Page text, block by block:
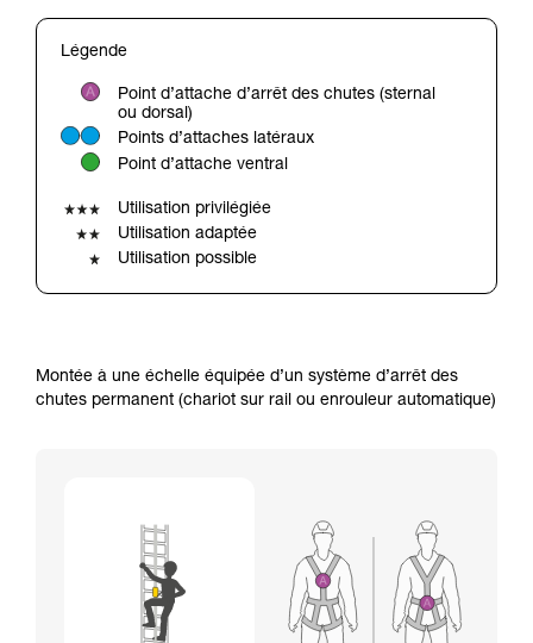
pouvoir comprendre ce complément
Maîtriser ces techniques nécessite une
formation et un entraînement spécifique. Validez
de la reproduire en autonomie.
Nous donnons des exemples de techniques
liées à votre activité. Il peut en exister d’autres
que nous ne décrivons pas ici.
Légende
Point d’attache d’arrêt des chutes (sternal
ou dorsal)
Points d’attaches latéraux
Point d’attache ventral
Utilisation privilégiée
Utilisation adaptée
Utilisation possible
Montée à une échelle équipée d’un système d’arrêt des
chutes permanent (chariot sur rail ou enrouleur automatique)